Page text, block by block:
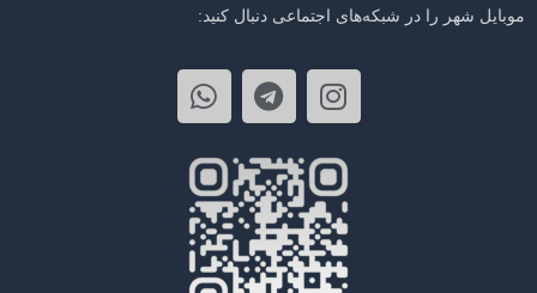
موبایل شهر را در شبکه‌های اجتماعی دنبال کنید: